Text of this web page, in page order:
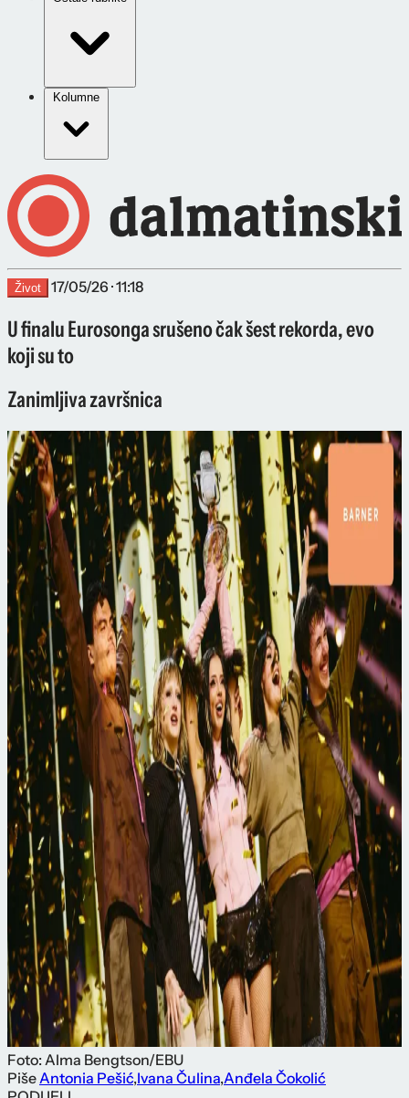
Kolumne
Život 17/05/26 · 11:18
U finalu Eurosonga srušeno čak šest rekorda, evo
koji su to
Zanimljiva završnica
Foto: Alma Bengtson/EBU
PišeAntonia Pešić,Ivana Čulina,Anđela Čokolić